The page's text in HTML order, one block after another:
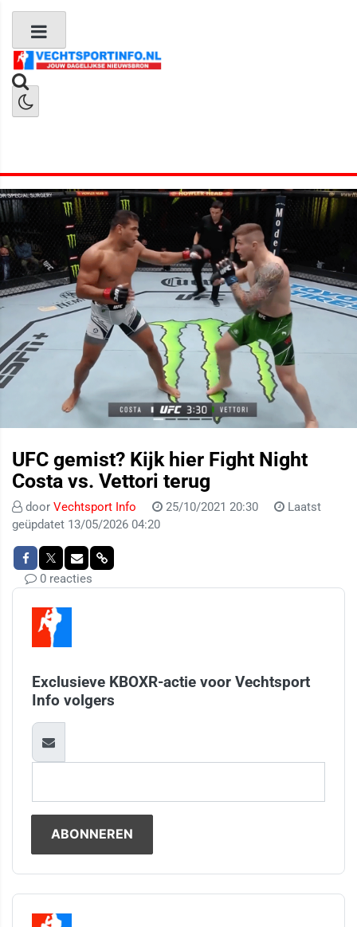
UFC gemist? Kijk hier Fight Night
Costa vs. Vettori terug
door Vechtsport Info 25/10/2021 20:30
Laatst
geüpdatet 13/05/2026 04:20
0 reacties
Exclusieve KBOXR-actie voor Vechtsport
Info volgers